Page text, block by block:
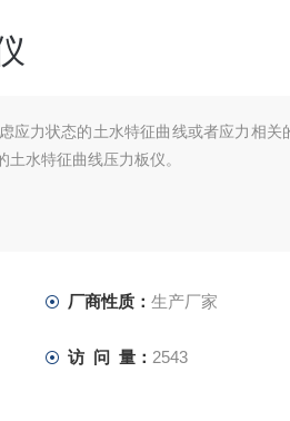
应力状态的土水特征曲线或者应力相关
水特征曲线压力板仪。
厂商性质： 生产厂家
访 问 量： 2543